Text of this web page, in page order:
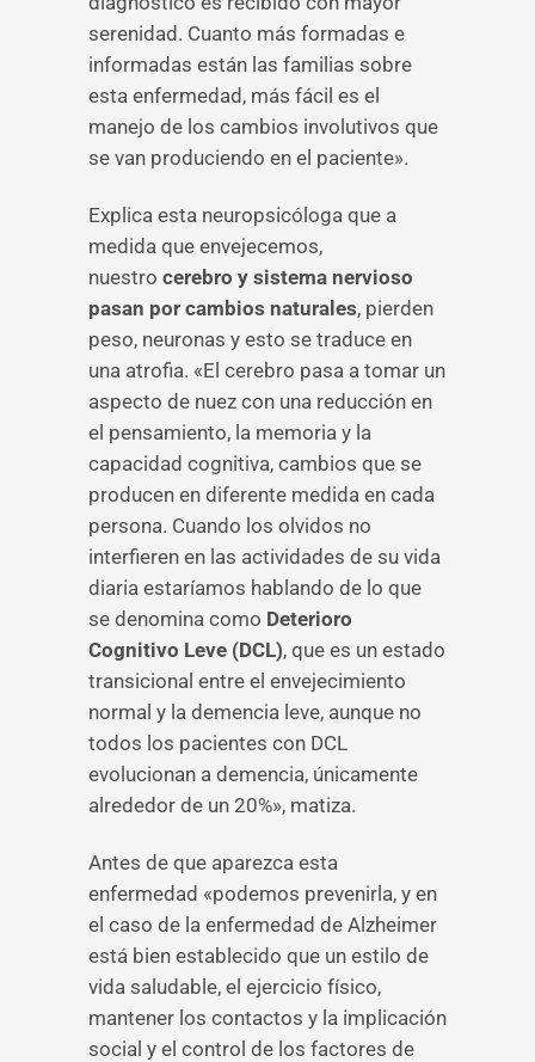
serenidad. Cuanto más formadas e
informadas están las familias sobre
esta enfermedad, más fácil es el
manejo de los cambios involutivos que
se van produciendo en el paciente».
Explica esta neuropsicóloga que a
medida que envejecemos,
nuestro cerebro y sistema nervioso
pasan por cambios naturales, pierden
peso, neuronas y esto se traduce en
una atrofia. «El cerebro pasa a tomar un
aspecto de nuez con una reducción en
el pensamiento, la memoria y la
capacidad cognitiva, cambios que se
producen en diferente medida en cada
persona. Cuando los olvidos no
interfieren en las actividades de su vida
diaria estaríamos hablando de lo que
se denomina como Deterioro
Cognitivo Leve (DCL), que es un estado
transicional entre el envejecimiento
normal y la demencia leve, aunque no
todos los pacientes con DCL
evolucionan a demencia, únicamente
alrededor de un 20%», matiza.
Antes de que aparezca esta
enfermedad «podemos prevenirla, y en
el caso de la enfermedad de Alzheimer
está bien establecido que un estilo de
vida saludable, el ejercicio físico,
mantener los contactos y la implicación
social y el control de los factores de